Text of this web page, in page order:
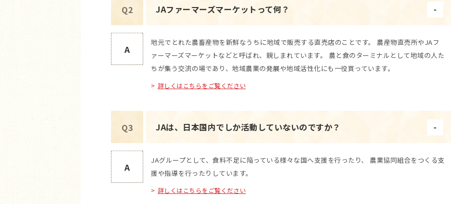
Q2 JAファーマーズマーケットって何？
A
地元でとれた農畜産物を新鮮なうちに地域で販売する直売店のことです。 農産物直売所やJAフ
ァーマーズマーケットなどと呼ばれ、親しまれています。 農と食のターミナルとして地域の人た
ちが集う交流の場であり、地域農業の発展や地域活性化にも一役買っています。
詳しくはこちらをご覧ください
Q3 JAは、日本国内でしか活動していないのですか？
A
JAグループとして、食料不足に陥っている様々な国へ支援を行ったり、 農業協同組合をつくる支
援や指導を行ったりしています。
詳しくはこちらをご覧ください